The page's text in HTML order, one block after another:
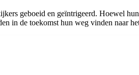
geboeid en geïntrigeerd. Hoewel
in de toekomst hun weg vinden naar